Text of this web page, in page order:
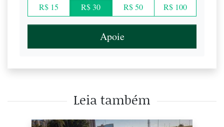
R$ 15 R$ 30 R$ 50 R$ 100
Apoie
Leia também